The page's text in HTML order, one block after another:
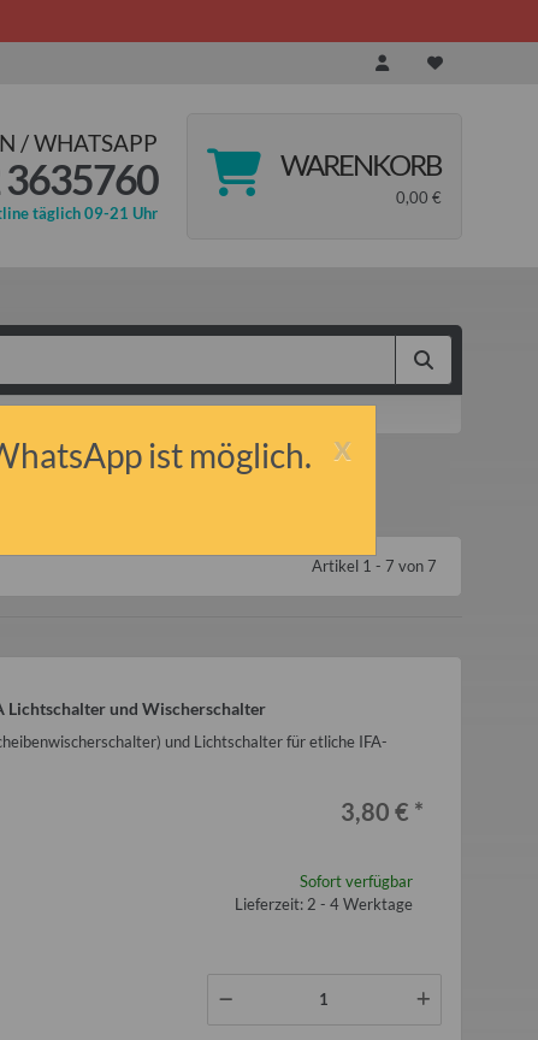
/ WHATSAPP
täglich 09-21 Uhr
WARENKORB
0,00 €
Artikel 1 - 7 von 7
Lichtschalter und Wischerschalter
und Lichtschalter für etliche IFA-
3,80 € *
Sofort verfügbar
Lieferzeit: 2 - 4 Werktage
x
ist möglich.